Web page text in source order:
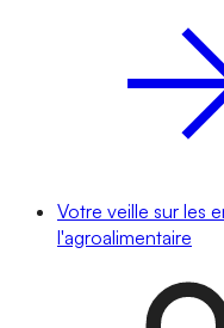
Votre veille sur les
l'agroalimentaire